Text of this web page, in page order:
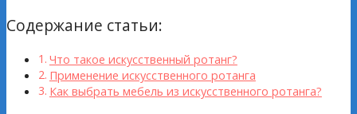
Содержание статьи:
Что такое искусственный ротанг?
Применение искусственного ротанга
Как выбрать мебель из искусственного ротанга?